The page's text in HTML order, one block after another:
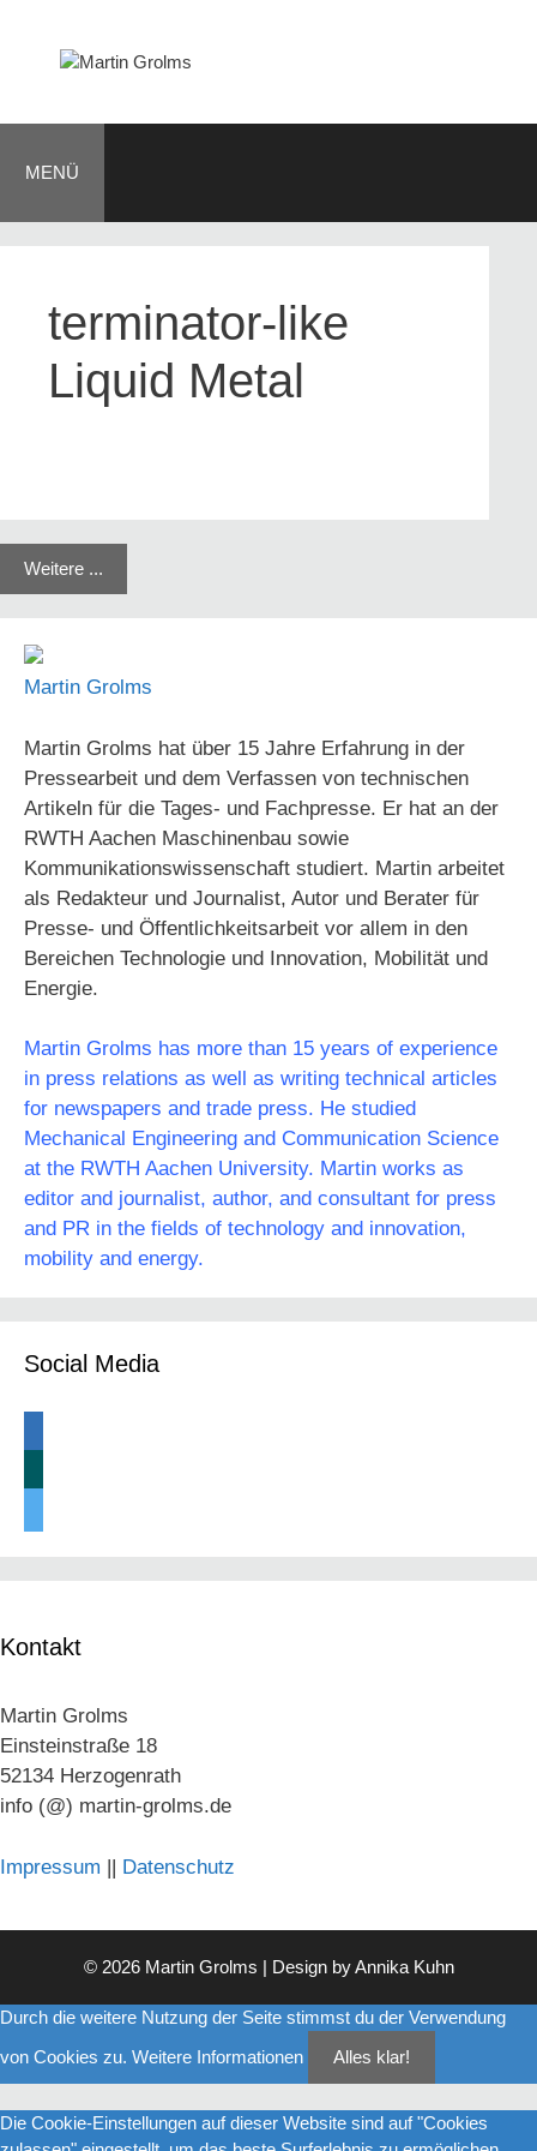
springen
MENÜ
terminator-like
Liquid Metal
Weitere ...
Martin Grolms
Martin Grolms hat über 15 Jahre Erfahrung in der
Pressearbeit und dem Verfassen von technischen
Artikeln für die Tages- und Fachpresse. Er hat an der
RWTH Aachen Maschinenbau sowie
Kommunikationswissenschaft studiert. Martin arbeitet
als Redakteur und Journalist, Autor und Berater für
Presse- und Öffentlichkeitsarbeit vor allem in den
Bereichen Technologie und Innovation, Mobilität und
Energie.
Martin Grolms has more than 15 years of experience
in press relations as well as writing technical articles
for newspapers and trade press. He studied
Mechanical Engineering and Communication Science
at the RWTH Aachen University. Martin works as
editor and journalist, author, and consultant for press
and PR in the fields of technology and innovation,
mobility and energy.
Social Media
Kontakt
Martin Grolms
Einsteinstraße 18
52134 Herzogenrath
info (@) martin-grolms.de
Impressum || Datenschutz
© 2026 Martin Grolms | Design byAnnika Kuhn
Durch die weitere Nutzung der Seite stimmst du der Verwendung
von Cookies zu. Weitere Informationen Alles klar!
Die Cookie-Einstellungen auf dieser Website sind auf "Cookies